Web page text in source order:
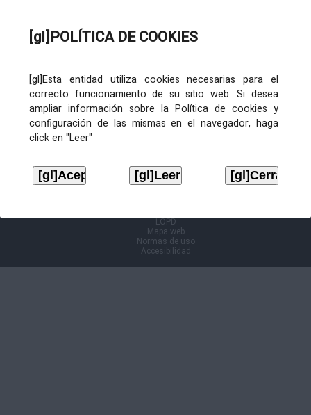
[gl]POLÍTICA DE COOKIES
[gl]Esta entidad utiliza cookies necesarias para el
correcto funcionamiento de su sitio web. Si desea
ampliar información sobre la Política de cookies y
configuración de las mismas en el navegador, haga
click en "Leer"
LOPD
Mapa web
Normas de uso
Accesibilidad